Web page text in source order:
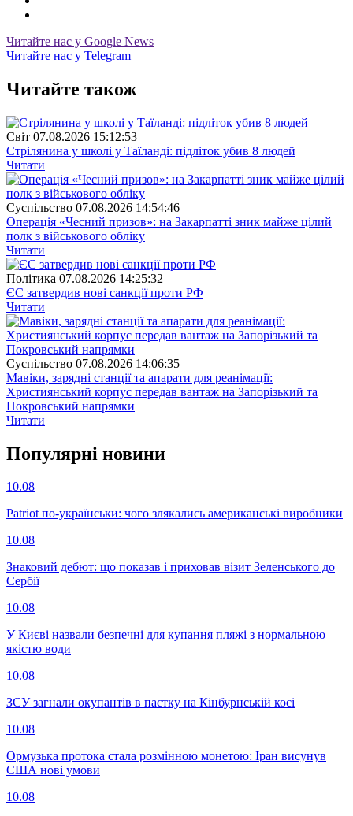
Читайте нас у Google News
Читайте нас у Telegram
Читайте також
Свiт 07.08.2026 15:12:53
Стрілянина у школі у Таїланді: підліток убив 8 людей
Читати
Суспiльство 07.08.2026 14:54:46
Операція «Чесний призов»: на Закарпатті зник майже цілий
полк з військового обліку
Читати
Полiтика 07.08.2026 14:25:32
ЄС затвердив нові санкції проти РФ
Читати
Суспiльство 07.08.2026 14:06:35
Мавіки, зарядні станції та апарати для реанімації:
Християнський корпус передав вантаж на Запорізький та
Покровський напрямки
Читати
Популярнi новини
10.08
Patriot по-українськи: чого злякались американські виробники
10.08
Знаковий дебют: що показав і приховав візит Зеленського до
Сербії
10.08
У Києві назвали безпечні для купання пляжі з нормальною
якістю води
10.08
ЗСУ загнали окупантів в пастку на Кінбурнській косі
10.08
Ормузька протока стала розмінною монетою: Іран висунув
США нові умови
10.08